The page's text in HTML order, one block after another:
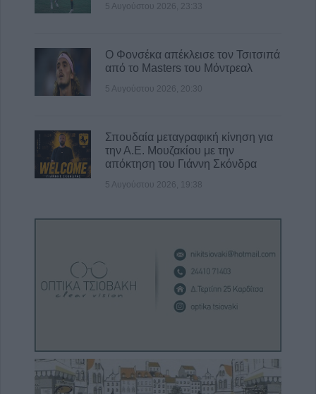
5 Αυγούστου 2026, 23:33
Ο Φονσέκα απέκλεισε τον Τσιτσιπά
από το Masters του Μόντρεαλ
5 Αυγούστου 2026, 20:30
Σπουδαία μεταγραφική κίνηση για
την Α.Ε. Μουζακίου με την
απόκτηση του Γιάννη Σκόνδρα
5 Αυγούστου 2026, 19:38